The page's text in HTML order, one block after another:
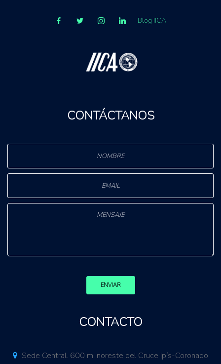
Blog IICA
CONTÁCTANOS
ENVIAR
CONTACTO
Sede Central. 600 m. noreste del Cruce Ipís-Coronado